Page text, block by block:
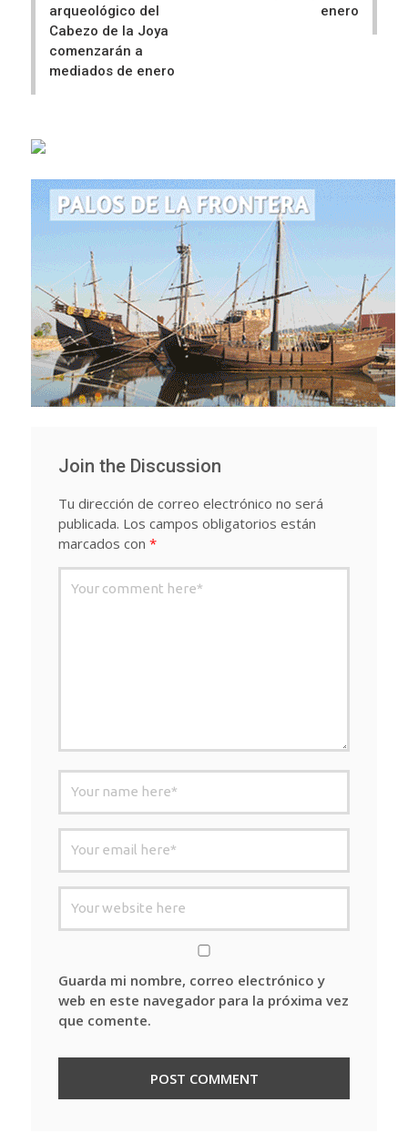
arqueológico del
Cabezo de la Joya
comenzarán a
mediados de enero
enero
Join the Discussion
Tu dirección de correo electrónico no será
publicada. Los campos obligatorios están
marcados con *
Guarda mi nombre, correo electrónico y
web en este navegador para la próxima vez
que comente.